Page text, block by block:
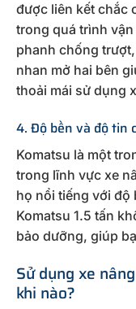
được liên kết chắc
trong quá trình
phanh chống
nhan mở hai bên
thoải mái sử dụng
4. Độ bền và độ tin
Komatsu là một
trong lĩnh vực xe
họ nổi tiếng với độ
Komatsu 1.5 tấn
bảo dưỡng, giúp
Sử dụng xe
khi nào?